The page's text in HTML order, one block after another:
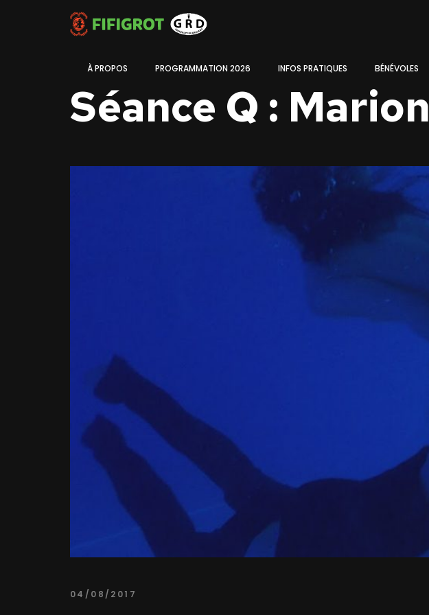
À PROPOS PROGRAMMATION 2026 INFOS PRATIQUES BÉNÉVOLES
Séance Q : Marion
04/08/2017